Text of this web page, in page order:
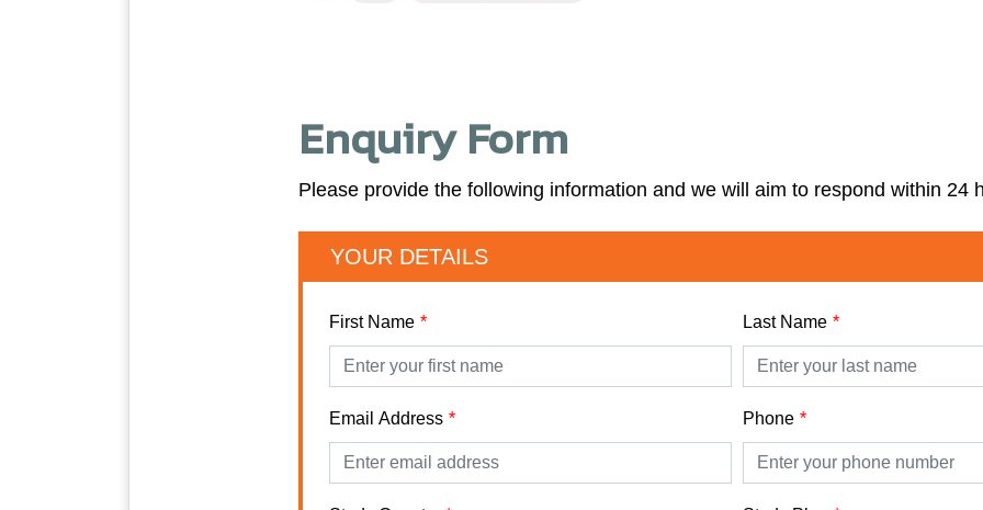
Enquiry Form
Please provide the following information and we will aim to respond within 24
YOUR DETAILS
First Name Last Name
Email Address Phone